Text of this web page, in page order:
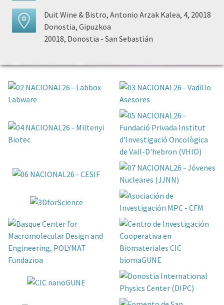
Duit Wine & Bistro, Antonio Arzak Kalea, 4, 20018
Donostia, Gipuzkoa
20018, Donostia - San Sebastián